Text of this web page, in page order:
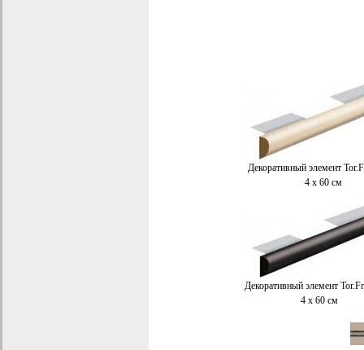
Декоративный элемент
4 x 60 см
Декоративный элемент
4 x 60 см